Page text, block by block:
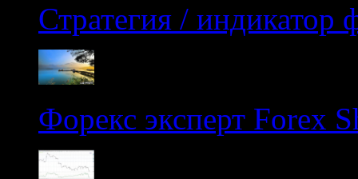
Стратегия / индикатор
Форекс эксперт Forex